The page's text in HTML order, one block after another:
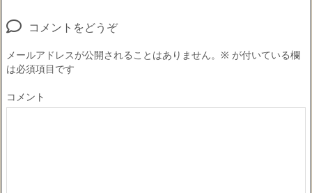
コメントをどうぞ
メールアドレスが公開されることはありません。 ※ が付いている欄
は必須項目です
コメント